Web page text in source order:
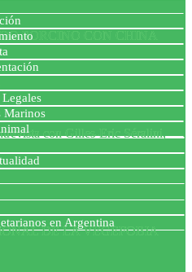
PORCINO CON CHINA
con Gilles-Eric Séralini,
DE LA VEGEFOBIA
Marinos
en Argentina